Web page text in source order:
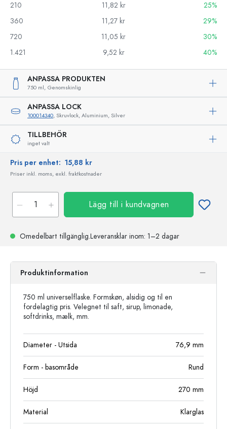
210
11,82 kr
25%
360
11,27 kr
29%
720
11,05 kr
30%
1.421
9,52 kr 40%
ANPASSA PRODUKTEN
750 ml, Genomskinlig
ANPASSA LOCK
100014340, Skruvlock, Aluminium, Silver
TILLBEHÖR
inget valt
Pris per enhet: 15,88 kr
Priser inkl. moms, exkl. fraktkostnader
Lägg till i kundvagnen
Omedelbart tillgänglig.Leveransklar inom: 1–2 dagar
Produktinformation
750 ml universelflaske. Formskøn, alsidig og til en
fordelagtig pris. Velegnet til saft, sirup, limonade,
softdrinks, mælk, mm.
Diameter - Utsida 76,9 mm
Form - basområde Rund
Höjd 270 mm
Material Klarglas